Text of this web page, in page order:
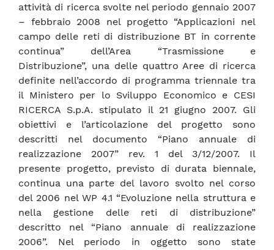
attività di ricerca svolte nel periodo gennaio 2007
– febbraio 2008 nel progetto “Applicazioni nel
campo delle reti di distribuzione BT in corrente
continua” dell’Area “Trasmissione e
Distribuzione”, una delle quattro Aree di ricerca
definite nell’accordo di programma triennale tra
il Ministero per lo Sviluppo Economico e CESI
RICERCA S.p.A. stipulato il 21 giugno 2007. Gli
obiettivi e l’articolazione del progetto sono
descritti nel documento “Piano annuale di
realizzazione 2007” rev. 1 del 3/12/2007. Il
presente progetto, previsto di durata biennale,
continua una parte del lavoro svolto nel corso
del 2006 nel WP 4.1 “Evoluzione nella struttura e
nella gestione delle reti di distribuzione”
descritto nel “Piano annuale di realizzazione
2006”. Nel periodo in oggetto sono state